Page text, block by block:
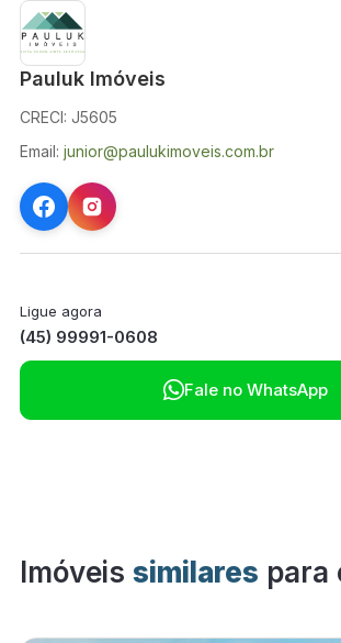
Pauluk Imóveis
CRECI: J5605
Email: junior@paulukimoveis.com.br
Ligue agora
(45) 99991-0608
Fale no WhatsApp
Imóveis similares para